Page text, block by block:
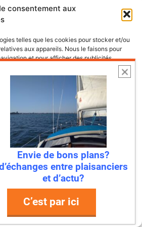
consentement aux
telles que les cookies pour stocker et/ou
aux appareils. Nous le faisons pour
et pour afficher des publicités
à ces technologies nous autorisera à
le comportement de navigation ou les ID
ne pas consentir ou de retirer son
effet négatif sur certaines fonctonnalités et
Accepter
Refuser
les préférences
Traitement de vos données
personnelles
vertigineuses qui
mer turquoise, des ports
…
Envie de bons plans?
entre plaisanciers
et d’actu?
C’est par ici